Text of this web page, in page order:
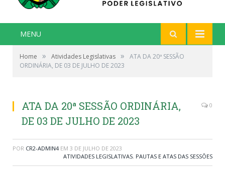
MENU
Home » Atividades Legislativas »
ATA DA 20ª SESSÃO
ORDINÁRIA, DE 03 DE JULHO DE 2023
ATA DA 20ª SESSÃO ORDINÁRIA,
DE 03 DE JULHO DE 2023
0
POR CR2-ADMIN4 EM 3 DE JULHO DE 2023
ATIVIDADES LEGISLATIVAS, PAUTAS E ATAS DAS SESSÕES